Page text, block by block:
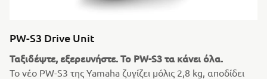
PW-S3 Drive Unit
Ταξιδέψτε, εξερευνήστε. Το PW-S3 τα κάνει όλα.
Το νέο PW-S3 της Yamaha ζυγίζει μόλις 2,8 kg, αποδίδει